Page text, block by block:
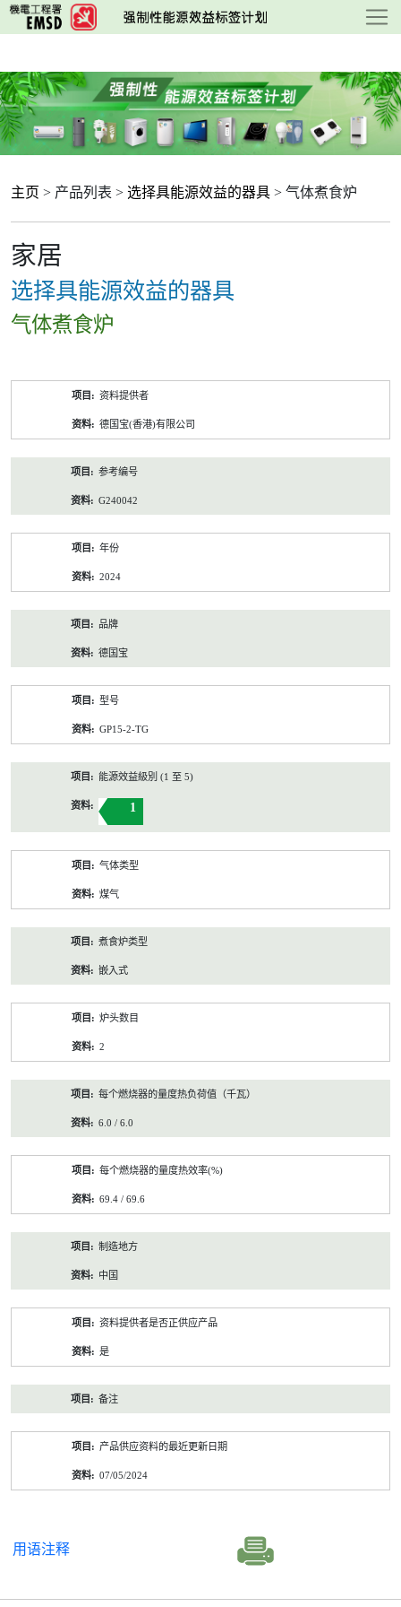
跳
至
要
内
容
主页 > 产品列表 > 选择具能源效益的器具 > 气体煮食炉
家居
选择具能源效益的器具
气体煮食炉
资料提供者
德国宝(香港)有限公司
参考编号
G240042
年份
2024
品牌
德国宝
型号
GP15-2-TG
能源效益級別 (1 至 5)
1
气体类型
煤气
煮食炉类型
嵌入式
炉头数目
2
每个燃烧器的量度热负荷值（千瓦）
6.0 / 6.0
每个燃烧器的量度热效率(%)
69.4 / 69.6
制造地方
中国
资料提供者是否正供应产品
是
备注
产品供应资料的最近更新日期
07/05/2024
用语注释